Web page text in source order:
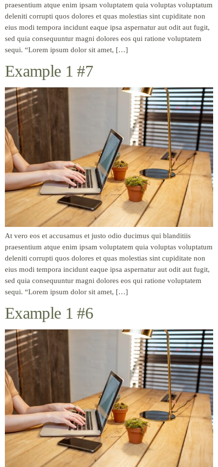
praesentium atque enim ipsam voluptatem quia voluptas voluptatum
deleniti corrupti quos dolores et quas molestias sint cupiditate non
eius modi tempora incidunt eaque ipsa aspernatur aut odit aut fugit,
sed quia consequuntur magni dolores eos qui ratione voluptatem
sequi. “Lorem ipsum dolor sit amet, […]
Example 1 #7
At vero eos et accusamus et justo odio ducimus qui blanditiis
praesentium atque enim ipsam voluptatem quia voluptas voluptatum
deleniti corrupti quos dolores et quas molestias sint cupiditate non
eius modi tempora incidunt eaque ipsa aspernatur aut odit aut fugit,
sed quia consequuntur magni dolores eos qui ratione voluptatem
sequi. “Lorem ipsum dolor sit amet, […]
Example 1 #6